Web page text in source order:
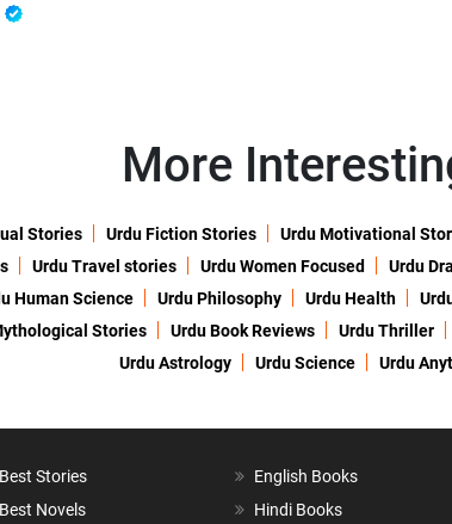
More
Stories Urdu Fiction Stories Urdu Motivational
Urdu Travel stories Urdu Women Focused Urdu
Human Science Urdu Philosophy Urdu Health
Stories Urdu Book Reviews Urdu Thriller
Urdu Astrology
Urdu Science Urdu
Best Stories
Best Novels
English Books
Hindi Books